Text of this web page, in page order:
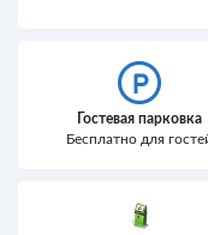
Гостевая парковка
Бесплатно для